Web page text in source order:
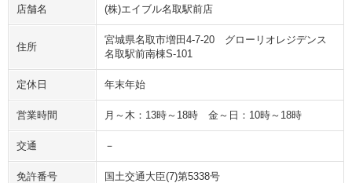
店舗名 (株)エイブル名取駅前店
住所
宮城県名取市増田4-7-20 グローリオレジデンス
名取駅前南棟S-101
定休日 年末年始
営業時間 月～木：13時～18時 金～日：10時～18時
交通 －
免許番号 国土交通大臣(7)第5338号